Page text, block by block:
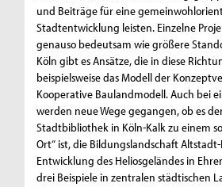
und Beiträge für eine
Stadtentwicklung leisten. Einzelne
genauso bedeutsam wie größere
Köln gibt es Ansätze, die in diese
beispielsweise das Modell der
Kooperative Baulandmodell. Auch bei
werden neue Wege gegangen, ob es
Stadtbibliothek in Köln-Kalk zu einem
Ort“ ist, die Bildungslandschaft
Entwicklung des Heliosgeländes in
drei Beispiele in zentralen städtischen